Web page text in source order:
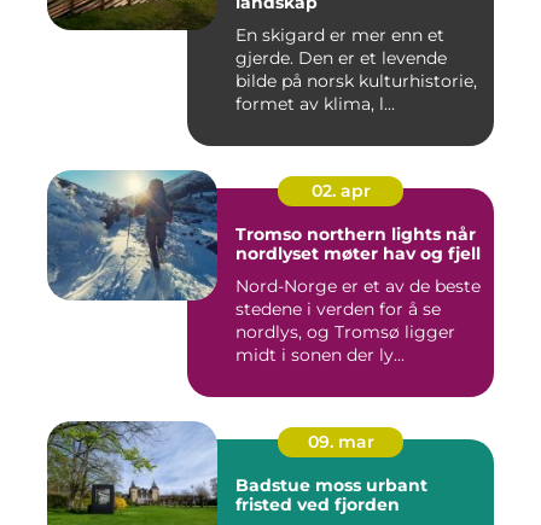
En skigard er mer enn et
gjerde. Den er et levende
bilde på norsk kulturhistorie,
formet av klima, l...
02. apr
Tromso northern lights når
nordlyset møter hav og fjell
Nord-Norge er et av de beste
stedene i verden for å se
nordlys, og Tromsø ligger
midt i sonen der ly...
09. mar
Badstue moss urbant
fristed ved fjorden